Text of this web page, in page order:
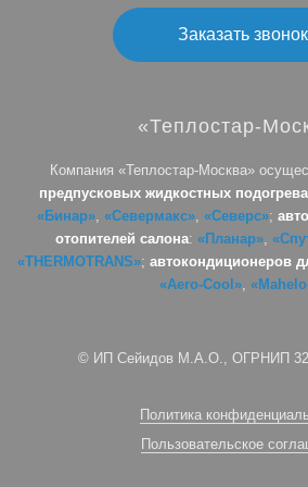
Заказать звонок
«Теплостар-
Компания «Теплостар-Москва»
предпусковых жидкостных
«Бинар», «Севермакс», «Северс»;
отопителей салона: «Планар»,
«THERMOTRANS»; автокондиционеров
«Aero-Cool»,
© ИП Сейидов М.А.О., ОГРНИП
Политика
Пользовательское